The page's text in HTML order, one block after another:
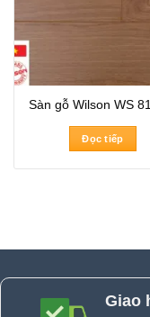
Sàn gỗ Wilson WS
Đọc tiếp
Giao